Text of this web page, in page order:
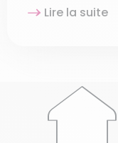
Lire la suite